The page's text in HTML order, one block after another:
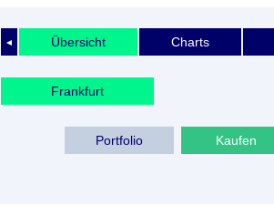
◄ Übersicht Charts
Frankfurt
Kaufen
Portfolio